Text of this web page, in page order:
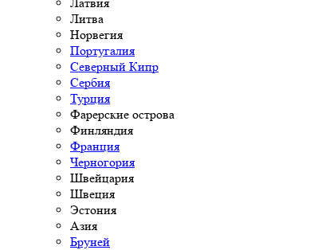
Литва
Норвегия
Португалия
Северный Кипр
Сербия
Турция
Фарерские острова
Финляндия
Франция
Черногория
Швейцария
Швеция
Эстония
Азия
Бруней